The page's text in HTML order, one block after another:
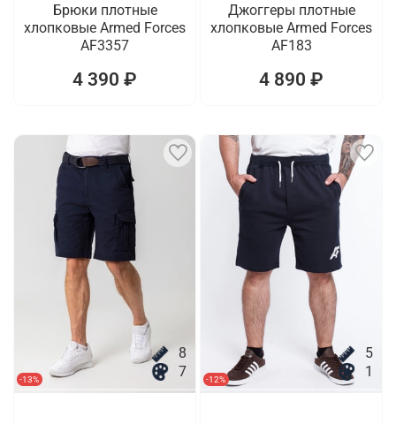
Брюки плотные
хлопковые Armed Forces
AF3357
4 390 ₽
Джоггеры плотные
хлопковые Armed Forces
AF183
4 890 ₽
-13%
8
7
-12%
5
1